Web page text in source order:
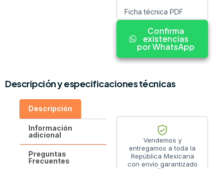
Ficha técnica PDF
Confirma
existencias
por WhatsApp
Descripción y especificaciones técnicas
Descripción
Información
adicional
Preguntas
Frecuentes
Vendemos y
entregamos a toda la
República Mexicana
con envío garantizado